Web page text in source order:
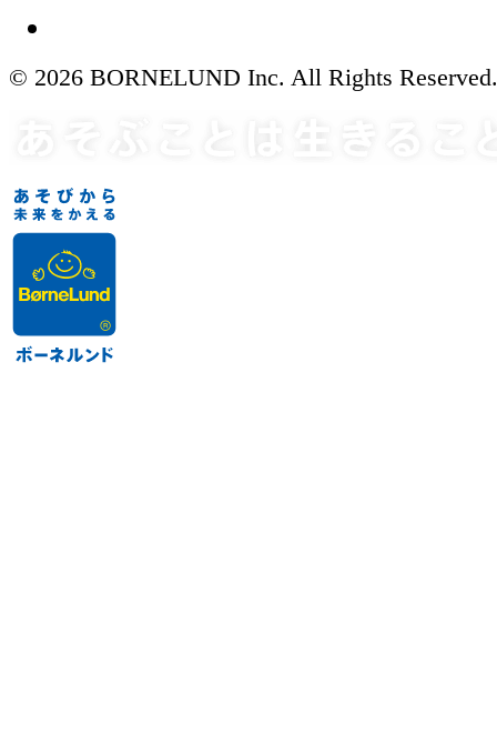
© 2026 BORNELUND Inc. All Rights Reserved.